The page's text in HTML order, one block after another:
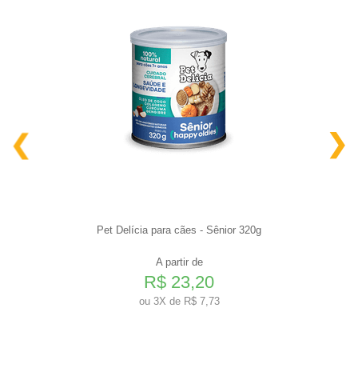
Pet Delícia para cães - Sênior 320g
A partir de
R$ 23,20
ou3X de R$ 7,73